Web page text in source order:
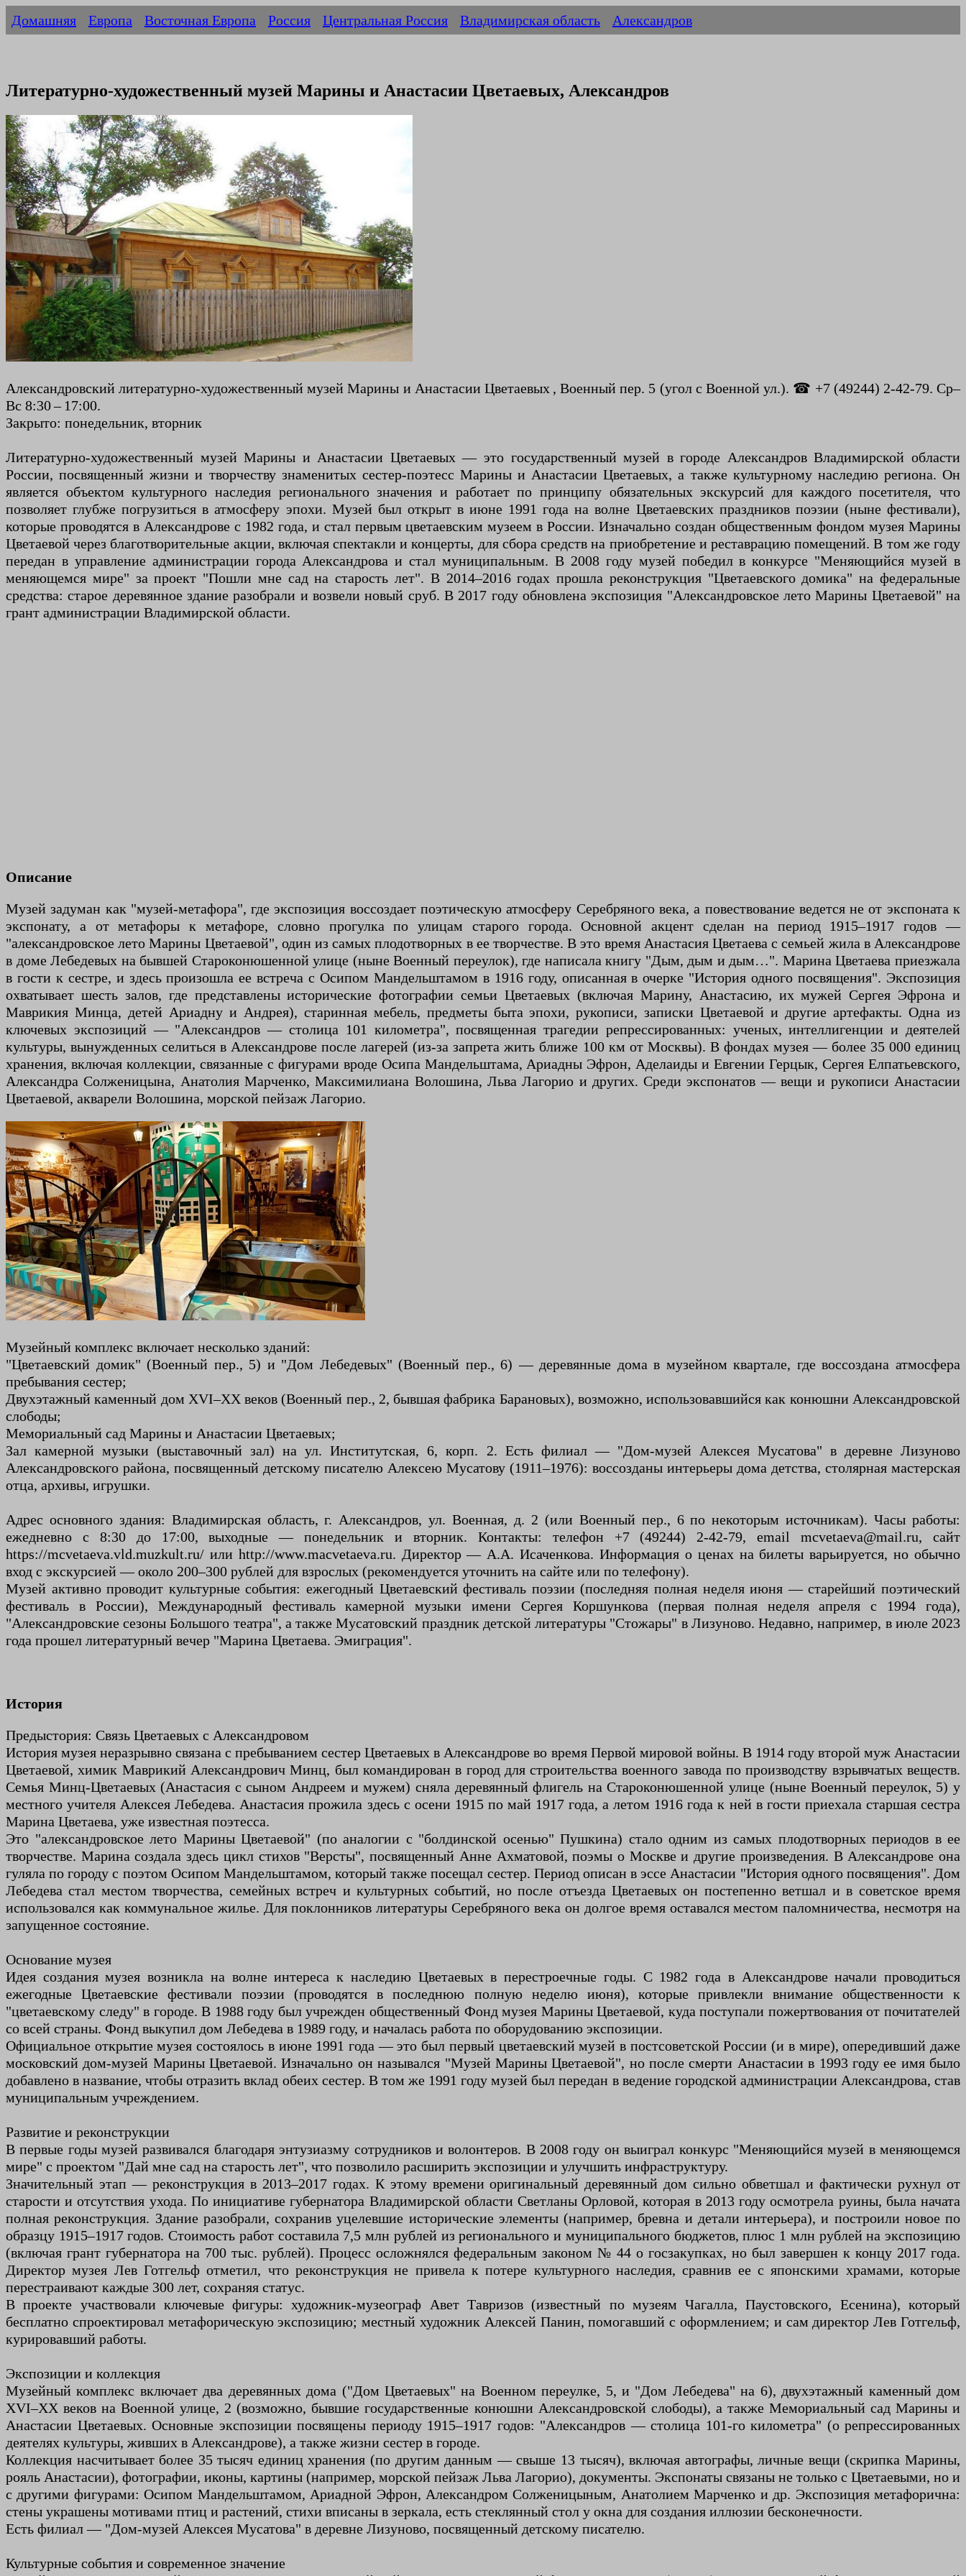
Домашняя Европа Восточная Европа Россия Центральная Россия Владимирская область Александров
Литературно-художественный музей Марины и Анастасии Цветаевых, Александров
Александровский литературно-художественный музей Марины и Анастасии Цветаевых , Военный пер. 5 (угол с Военной ул.). ☎ +7 (49244) 2-42-79. Ср–
Вс 8:30 – 17:00.
Закрыто: понедельник, вторник
Литературно-художественный музей Марины и Анастасии Цветаевых — это государственный музей в городе Александров Владимирской области
России, посвященный жизни и творчеству знаменитых сестер-поэтесс Марины и Анастасии Цветаевых, а также культурному наследию региона. Он
является объектом культурного наследия регионального значения и работает по принципу обязательных экскурсий для каждого посетителя, что
позволяет глубже погрузиться в атмосферу эпохи. Музей был открыт в июне 1991 года на волне Цветаевских праздников поэзии (ныне фестивали),
которые проводятся в Александрове с 1982 года, и стал первым цветаевским музеем в России. Изначально создан общественным фондом музея Марины
Цветаевой через благотворительные акции, включая спектакли и концерты, для сбора средств на приобретение и реставрацию помещений. В том же году
передан в управление администрации города Александрова и стал муниципальным. В 2008 году музей победил в конкурсе "Меняющийся музей в
меняющемся мире" за проект "Пошли мне сад на старость лет". В 2014–2016 годах прошла реконструкция "Цветаевского домика" на федеральные
средства: старое деревянное здание разобрали и возвели новый сруб. В 2017 году обновлена экспозиция "Александровское лето Марины Цветаевой" на
грант администрации Владимирской области.
Описание
Музей задуман как "музей-метафора", где экспозиция воссоздает поэтическую атмосферу Серебряного века, а повествование ведется не от экспоната к
экспонату, а от метафоры к метафоре, словно прогулка по улицам старого города. Основной акцент сделан на период 1915–1917 годов —
"александровское лето Марины Цветаевой", один из самых плодотворных в ее творчестве. В это время Анастасия Цветаева с семьей жила в Александрове
в доме Лебедевых на бывшей Староконюшенной улице (ныне Военный переулок), где написала книгу "Дым, дым и дым…". Марина Цветаева приезжала
в гости к сестре, и здесь произошла ее встреча с Осипом Мандельштамом в 1916 году, описанная в очерке "История одного посвящения". Экспозиция
охватывает шесть залов, где представлены исторические фотографии семьи Цветаевых (включая Марину, Анастасию, их мужей Сергея Эфрона и
Маврикия Минца, детей Ариадну и Андрея), старинная мебель, предметы быта эпохи, рукописи, записки Цветаевой и другие артефакты. Одна из
ключевых экспозиций — "Александров — столица 101 километра", посвященная трагедии репрессированных: ученых, интеллигенции и деятелей
культуры, вынужденных селиться в Александрове после лагерей (из-за запрета жить ближе 100 км от Москвы). В фондах музея — более 35 000 единиц
хранения, включая коллекции, связанные с фигурами вроде Осипа Мандельштама, Ариадны Эфрон, Аделаиды и Евгении Герцык, Сергея Елпатьевского,
Александра Солженицына, Анатолия Марченко, Максимилиана Волошина, Льва Лагорио и других. Среди экспонатов — вещи и рукописи Анастасии
Цветаевой, акварели Волошина, морской пейзаж Лагорио.
Музейный комплекс включает несколько зданий:
"Цветаевский домик" (Военный пер., 5) и "Дом Лебедевых" (Военный пер., 6) — деревянные дома в музейном квартале, где воссоздана атмосфера
пребывания сестер;
Двухэтажный каменный дом XVI–XX веков (Военный пер., 2, бывшая фабрика Барановых), возможно, использовавшийся как конюшни Александровской
слободы;
Мемориальный сад Марины и Анастасии Цветаевых;
Зал камерной музыки (выставочный зал) на ул. Институтская, 6, корп. 2. Есть филиал — "Дом-музей Алексея Мусатова" в деревне Лизуново
Александровского района, посвященный детскому писателю Алексею Мусатову (1911–1976): воссозданы интерьеры дома детства, столярная мастерская
отца, архивы, игрушки.
Адрес основного здания: Владимирская область, г. Александров, ул. Военная, д. 2 (или Военный пер., 6 по некоторым источникам). Часы работы:
ежедневно с 8:30 до 17:00, выходные — понедельник и вторник. Контакты: телефон +7 (49244) 2-42-79, email mcvetaeva@mail.ru, сайт
https://mcvetaeva.vld.muzkult.ru/ или http://www.macvetaeva.ru. Директор — А.А. Исаченкова. Информация о ценах на билеты варьируется, но обычно
вход с экскурсией — около 200–300 рублей для взрослых (рекомендуется уточнить на сайте или по телефону).
Музей активно проводит культурные события: ежегодный Цветаевский фестиваль поэзии (последняя полная неделя июня — старейший поэтический
фестиваль в России), Международный фестиваль камерной музыки имени Сергея Коршункова (первая полная неделя апреля с 1994 года),
"Александровские сезоны Большого театра", а также Мусатовский праздник детской литературы "Стожары" в Лизуново. Недавно, например, в июле 2023
года прошел литературный вечер "Марина Цветаева. Эмиграция".
История
Предыстория: Связь Цветаевых с Александровом
История музея неразрывно связана с пребыванием сестер Цветаевых в Александрове во время Первой мировой войны. В 1914 году второй муж Анастасии
Цветаевой, химик Маврикий Александрович Минц, был командирован в город для строительства военного завода по производству взрывчатых веществ.
Семья Минц-Цветаевых (Анастасия с сыном Андреем и мужем) сняла деревянный флигель на Староконюшенной улице (ныне Военный переулок, 5) у
местного учителя Алексея Лебедева. Анастасия прожила здесь с осени 1915 по май 1917 года, а летом 1916 года к ней в гости приехала старшая сестра
Марина Цветаева, уже известная поэтесса.
Это "александровское лето Марины Цветаевой" (по аналогии с "болдинской осенью" Пушкина) стало одним из самых плодотворных периодов в ее
творчестве. Марина создала здесь цикл стихов "Версты", посвященный Анне Ахматовой, поэмы о Москве и другие произведения. В Александрове она
гуляла по городу с поэтом Осипом Мандельштамом, который также посещал сестер. Период описан в эссе Анастасии "История одного посвящения". Дом
Лебедева стал местом творчества, семейных встреч и культурных событий, но после отъезда Цветаевых он постепенно ветшал и в советское время
использовался как коммунальное жилье. Для поклонников литературы Серебряного века он долгое время оставался местом паломничества, несмотря на
запущенное состояние.
Основание музея
Идея создания музея возникла на волне интереса к наследию Цветаевых в перестроечные годы. С 1982 года в Александрове начали проводиться
ежегодные Цветаевские фестивали поэзии (проводятся в последнюю полную неделю июня), которые привлекли внимание общественности к
"цветаевскому следу" в городе. В 1988 году был учрежден общественный Фонд музея Марины Цветаевой, куда поступали пожертвования от почитателей
со всей страны. Фонд выкупил дом Лебедева в 1989 году, и началась работа по оборудованию экспозиции.
Официальное открытие музея состоялось в июне 1991 года — это был первый цветаевский музей в постсоветской России (и в мире), опередивший даже
московский дом-музей Марины Цветаевой. Изначально он назывался "Музей Марины Цветаевой", но после смерти Анастасии в 1993 году ее имя было
добавлено в название, чтобы отразить вклад обеих сестер. В том же 1991 году музей был передан в ведение городской администрации Александрова, став
муниципальным учреждением.
Развитие и реконструкции
В первые годы музей развивался благодаря энтузиазму сотрудников и волонтеров. В 2008 году он выиграл конкурс "Меняющийся музей в меняющемся
мире" с проектом "Дай мне сад на старость лет", что позволило расширить экспозиции и улучшить инфраструктуру.
Значительный этап — реконструкция в 2013–2017 годах. К этому времени оригинальный деревянный дом сильно обветшал и фактически рухнул от
старости и отсутствия ухода. По инициативе губернатора Владимирской области Светланы Орловой, которая в 2013 году осмотрела руины, была начата
полная реконструкция. Здание разобрали, сохранив уцелевшие исторические элементы (например, бревна и детали интерьера), и построили новое по
образцу 1915–1917 годов. Стоимость работ составила 7,5 млн рублей из регионального и муниципального бюджетов, плюс 1 млн рублей на экспозицию
(включая грант губернатора на 700 тыс. рублей). Процесс осложнялся федеральным законом № 44 о госзакупках, но был завершен к концу 2017 года.
Директор музея Лев Готгельф отметил, что реконструкция не привела к потере культурного наследия, сравнив ее с японскими храмами, которые
перестраивают каждые 300 лет, сохраняя статус.
В проекте участвовали ключевые фигуры: художник-музеограф Авет Тавризов (известный по музеям Чагалла, Паустовского, Есенина), который
бесплатно спроектировал метафорическую экспозицию; местный художник Алексей Панин, помогавший с оформлением; и сам директор Лев Готгельф,
курировавший работы.
Экспозиции и коллекция
Музейный комплекс включает два деревянных дома ("Дом Цветаевых" на Военном переулке, 5, и "Дом Лебедева" на 6), двухэтажный каменный дом
XVI–XX веков на Военной улице, 2 (возможно, бывшие государственные конюшни Александровской слободы), а также Мемориальный сад Марины и
Анастасии Цветаевых. Основные экспозиции посвящены периоду 1915–1917 годов: "Александров — столица 101-го километра" (о репрессированных
деятелях культуры, живших в Александрове), а также жизни сестер в городе.
Коллекция насчитывает более 35 тысяч единиц хранения (по другим данным — свыше 13 тысяч), включая автографы, личные вещи (скрипка Марины,
рояль Анастасии), фотографии, иконы, картины (например, морской пейзаж Льва Лагорио), документы. Экспонаты связаны не только с Цветаевыми, но и
с другими фигурами: Осипом Мандельштамом, Ариадной Эфрон, Александром Солженицыным, Анатолием Марченко и др. Экспозиция метафорична:
стены украшены мотивами птиц и растений, стихи вписаны в зеркала, есть стеклянный стол у окна для создания иллюзии бесконечности.
Есть филиал — "Дом-музей Алексея Мусатова" в деревне Лизуново, посвященный детскому писателю.
Культурные события и современное значение